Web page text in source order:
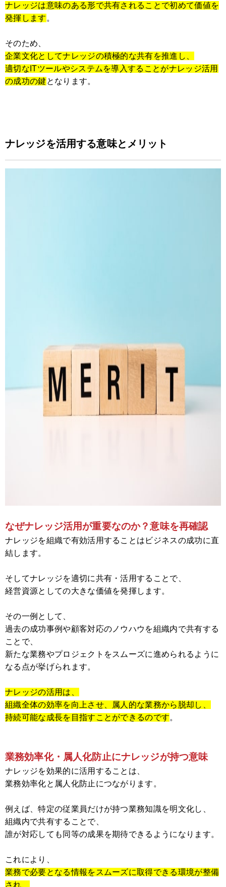
ナレッジは意味のある形で共有されることで初めて価値を
発揮します。
そのため、
企業文化としてナレッジの積極的な共有を推進し、
適切なITツールやシステムを導入することがナレッジ活用
の成功の鍵 となります。
ナレッジを活用する意味とメリット
なぜナレッジ活用が重要なのか？意味を再確認
ナレッジを組織で有効活用することはビジネスの成功に直
結します。
そしてナレッジを適切に共有・活用することで、
経営資源としての大きな価値を発揮します。
その一例として、
過去の成功事例や顧客対応のノウハウを組織内で共有する
ことで、
新たな業務やプロジェクトをスムーズに進められるように
なる点が挙げられます。
ナレッジの活用は、
組織全体の効率を向上させ、属人的な業務から脱却し、
持続可能な成長を目指すことができるのです。
業務効率化・属人化防止にナレッジが持つ意味
ナレッジを効果的に活用することは、
業務効率化と属人化防止につながります。
例えば、特定の従業員だけが持つ業務知識を明文化し、
組織内で共有することで、
誰が対応しても同等の成果を期待できるようになります。
これにより、
業務で必要となる情報をスムーズに取得できる環境が整備
され、